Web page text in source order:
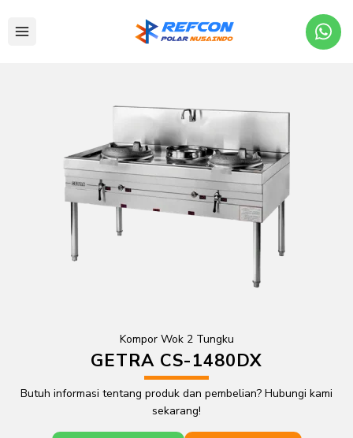
Kompor Wok 2 Tungku
GETRA CS-1480DX​
Butuh informasi tentang produk dan pembelian? Hubungi kami
sekarang!